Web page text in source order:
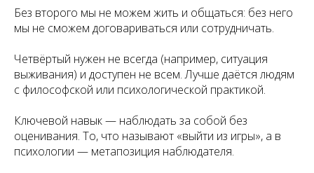
Без второго мы не можем жить и общаться: без него
мы не сможем договариваться или сотрудничать.
Четвёртый нужен не всегда (например, ситуация
выживания) и доступен не всем. Лучше даётся людям
с философской или психологической практикой.
Ключевой навык — наблюдать за собой без
оценивания. То, что называют «выйти из игры», а в
психологии — метапозиция наблюдателя.